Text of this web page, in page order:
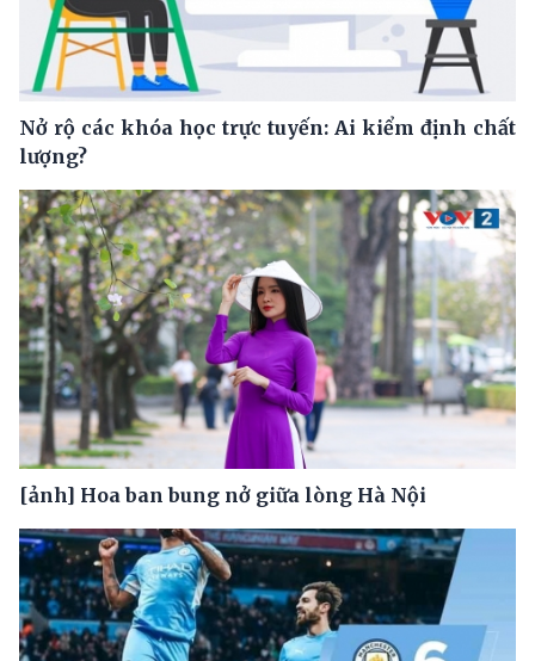
Nở rộ các khóa học trực tuyến: Ai kiểm định chất
lượng?
[ảnh] Hoa ban bung nở giữa lòng Hà Nội